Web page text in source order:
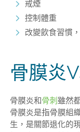
戒煙
控制體重
改變飲食習慣
骨膜炎
骨膜炎和 骨刺 雖然
骨膜炎是指骨膜組
生，是關節退化的